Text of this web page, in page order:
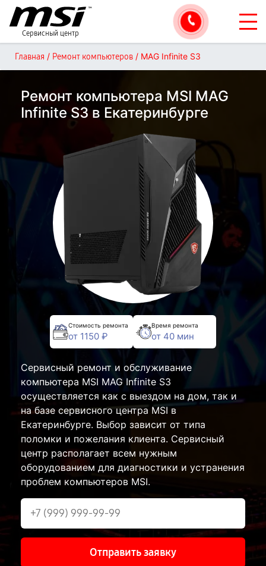
Сервисный центр
Главная / Ремонт компьютеров / MAG Infinite S3
Ремонт компьютера MSI MAG
Infinite S3 в Екатеринбурге
Стоимость ремонта
от 1150 ₽
Время ремонта
от 40 мин
Сервисный ремонт и обслуживание
компьютера MSI MAG Infinite S3
осуществляется как с выездом на дом, так и
на базе сервисного центра MSI в
Екатеринбурге. Выбор зависит от типа
поломки и пожелания клиента. Сервисный
центр располагает всем нужным
оборудованием для диагностики и устранения
проблем компьютеров MSI.
Отправить заявку